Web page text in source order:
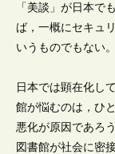
「美談」が日本で
ば，一概にセキュ
いうものでもない。
日本では顕在化し
館が悩むのは，ひ
悪化が原因であろ
図書館が社会に密